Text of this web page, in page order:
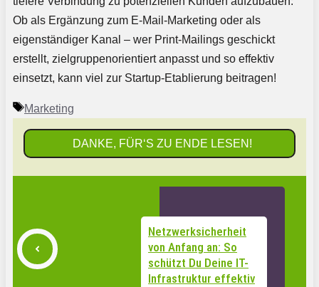
Ob als Ergänzung zum E-Mail-Marketing oder als
eigenständiger Kanal – wer Print-Mailings geschickt
erstellt, zielgruppenorientiert anpasst und so effektiv
einsetzt, kann viel zur Startup-Etablierung beitragen!
Schlagwörter
Marketing
DANKE, FÜR‘S ZU ENDE LESEN!
Netzwerksicherheit
von Anfang an: So
schützt Du Deine IT-
Infrastruktur effektiv